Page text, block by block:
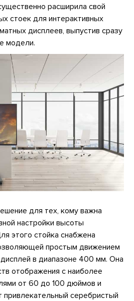
расширила свой
стоек для интерактивных
дисплеев, выпустив сразу
модели.
для тех, кому важна
настройки высоты
этого стойка снабжена
простым движением
в диапазоне 400 мм. Она
отображения с наиболее
от 60 до 100 дюймов и
привлекательный серебристый